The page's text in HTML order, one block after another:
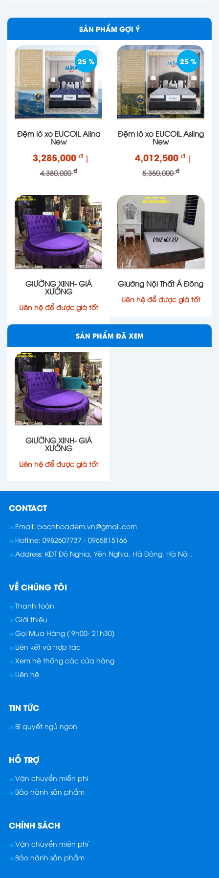
SẢN PHẨM GỢI Ý
25 %
Đệm lò xo EUCOIL Alina
New
3,285,000 đ |
4,380,000đ
25 %
Đệm lò xo EUCOIL Asling
New
4,012,500 đ |
5,350,000đ
GIƯỜNG XINH- GIÁ
XƯỞNG
Liên hệ để được giá tốt
Giường Nội Thất Á Đông
Liên hệ để được giá tốt
SẢN PHẨM ĐÃ XEM
GIƯỜNG XINH- GIÁ
XƯỞNG
Liên hệ để được giá tốt
CONTACT
Email: bachhoadem.vn@gmail.com
Hotline: 0982607737 - 0965815166
Address: KĐT Đô Nghĩa, Yên Nghĩa, Hà Đông. Hà Nội .
VỀ CHÚNG TÔI
Thanh toán
Giới thiệu
Gọi Mua Hàng ( 9h00- 21h30)
Liên kết và hợp tác
Xem hệ thống các cửa hàng
Liên hệ
TIN TỨC
Bí quyết ngủ ngon
HỖ TRỢ
Vận chuyển miễn phí
Bảo hành sản phẩm
CHÍNH SÁCH
Vận chuyển miễn phí
Bảo hành sản phẩm